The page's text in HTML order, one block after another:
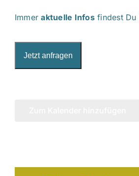
Immeraktuelle Infosfindest Du
Jetzt anfragen